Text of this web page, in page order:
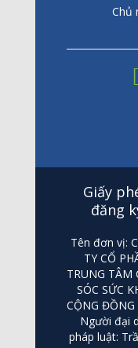
Chủ
Giấy
đăng
Tên đơn vị:
TY CỔ
TRUNG TÂM
SÓC SỨC
CỘNG ĐỒNG
Người đại
pháp luật: